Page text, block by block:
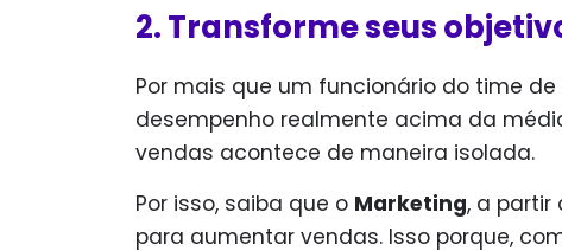
2. Transforme seus
Por mais que um funcionário do time
desempenho realmente acima da
vendas acontece de maneira isolada.
Por isso, saiba que o Marketing, a partir
para aumentar vendas. Isso porque,